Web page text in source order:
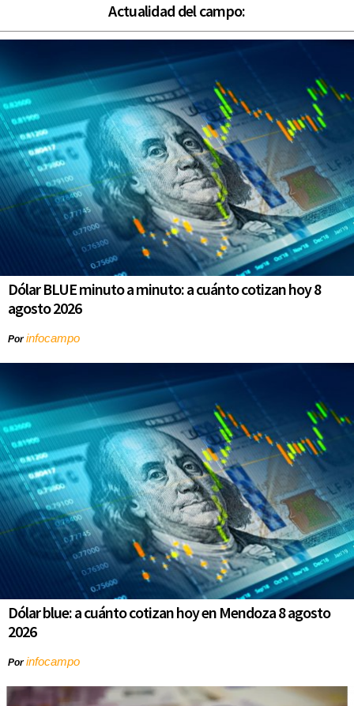
Actualidad del campo:
Dólar BLUE minuto a minuto: a cuánto cotizan hoy 8
agosto 2026
Porinfocampo
Dólar blue: a cuánto cotizan hoy en Mendoza 8 agosto
2026
Porinfocampo